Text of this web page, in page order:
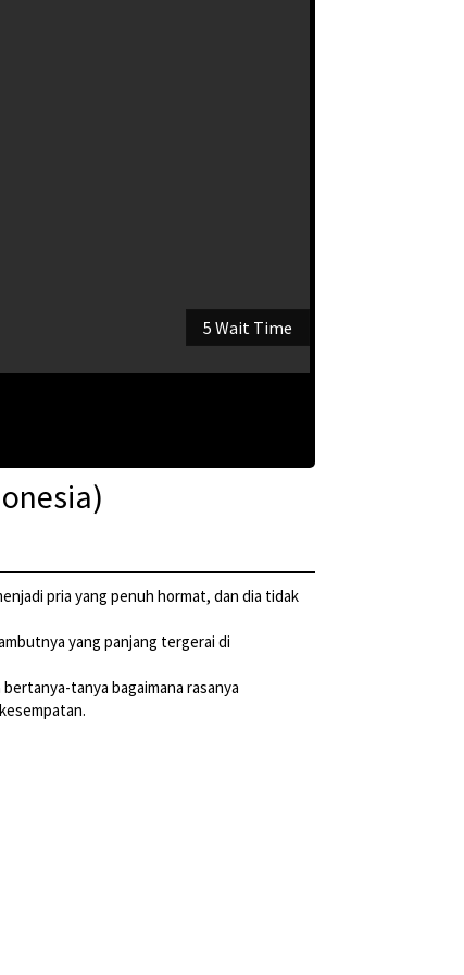
5 Wait Time
pria yang penuh hormat, dan dia tidak
yang panjang tergerai di
tanya bagaimana rasanya